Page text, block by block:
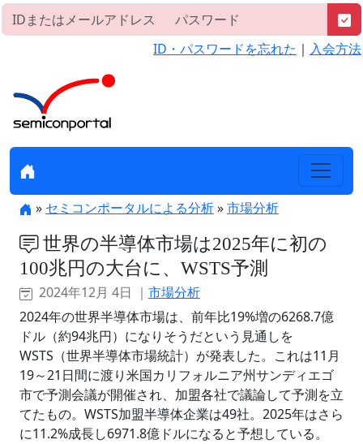
ID・パスワードを忘れた ｜ 入会方法
» セミコンポータルによる分析»市場分析
世界の半導体市場は2025年に初の
100兆円の大台に、WSTS予測
2024年12月 4日 ｜ 市場分析
2024年の世界半導体市場は、前年比19%増の6268.7億
ドル（約94兆円）になりそうだという見通しを
WSTS（世界半導体市場統計）が発表した。これは11月
19～21日間に渡り米国カリフォルニア州サンディエゴ
市で予測会議が開催され、加盟各社で議論して予測を立
てたもの。WSTS加盟半導体企業は49社。2025年はさら
に11.2%成長し6971.8億ドルになると予想している。